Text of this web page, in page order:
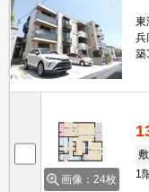
東
兵
築
画像：24枚
敷
1